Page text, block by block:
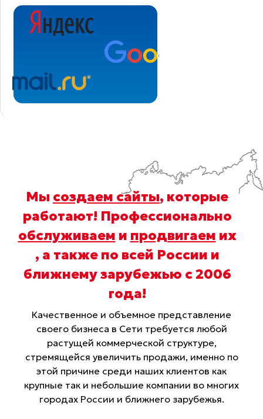
Мы создаем сайты, которые
работают! Профессионально
обслуживаем и продвигаем их
, а также по всей России и
ближнему зарубежью с 2006
года!
Качественное и объемное представление
своего бизнеса в Сети требуется любой
растущей коммерческой структуре,
стремящейся увеличить продажи, именно по
этой причине среди наших клиентов как
крупные так и небольшие компании во многих
городах России и ближнего зарубежья.